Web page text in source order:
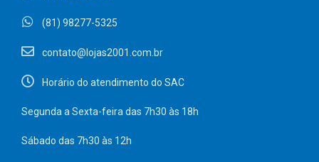
(81) 98277-5325
contato@lojas2001.com.br
Horário do atendimento do SAC
Segunda a Sexta-feira das 7h30 às 18h
Sábado das 7h30 às 12h